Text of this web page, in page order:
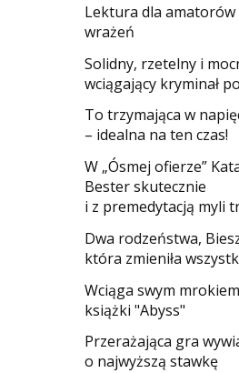
Lektura dla amatorów
wrażeń
Solidny, rzetelny i
wciągający kryminał
​To trzymająca w
– idealna na ten czas!
W „Ósmej ofierze”
Bester skutecznie
i z premedytacją myli
Dwa rodzeństwa,
która zmieniła
Wciąga swym
książki "Abyss"
​Przerażająca gra
o najwyższą stawkę